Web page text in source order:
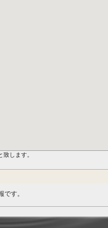
します。
す。